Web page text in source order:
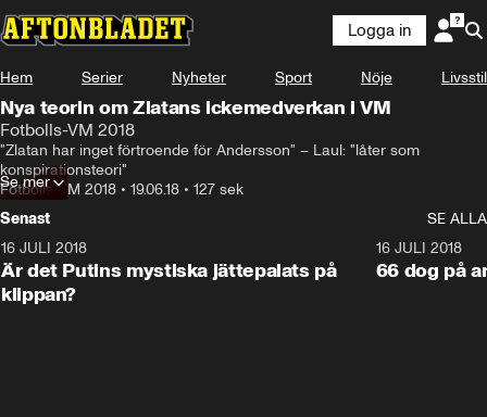
Logga in
Hem Serier Nyheter Sport Nöje Livsstil
Nya teorin om Zlatans ickemedverkan i VM
Fotbolls-VM 2018
"Zlatan har inget förtroende för Andersson" – Laul: "låter som
konspirationsteori"
Fotbolls-VM 2018 • 19.06.18 • 127 sek
Se mer
Senast
SE ALLA
16 JULI 2018
Är det Putins mystiska jättepalats på
klippan?
16 JULI 2018
66 dog på